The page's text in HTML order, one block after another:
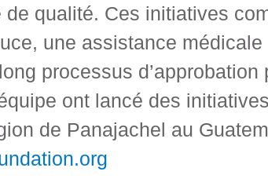
qualité. Ces initiatives
une assistance
processus
ont lancé des
de Panajachel au